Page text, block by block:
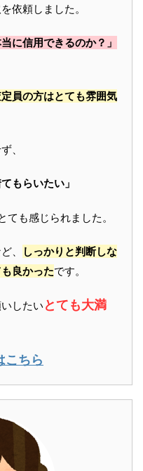
依頼しました。
当に信用できるのか？」
員の方はとても雰囲気
、
もらいたい」
ても感じられました。
、
しっかりと判断しな
良かったです。
したい とても大満
こちら